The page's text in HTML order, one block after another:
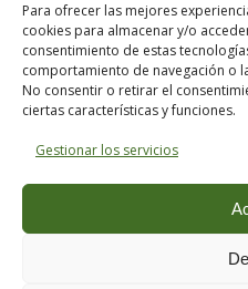
Para ofrecer las mejores
cookies para almacenar y/o
consentimiento de estas
comportamiento de navegación o
No consentir o retirar el
ciertas características y funciones.
Gestionar los servicios